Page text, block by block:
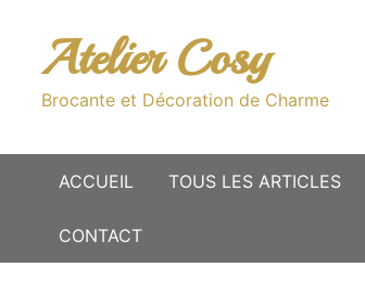
contenuAtelier Cosy
Brocante et Décoration de Charme
ACCUEIL TOUS LES ARTICLES
CONTACT